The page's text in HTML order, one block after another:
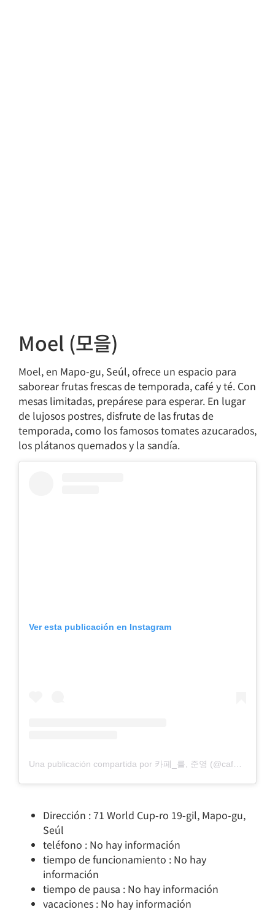
Moel (모을)
Moel, en Mapo-gu, Seúl, ofrece un espacio para
saborear frutas frescas de temporada, café y té. Con
mesas limitadas, prepárese para esperar. En lugar
de lujosos postres, disfrute de las frutas de
temporada, como los famosos tomates azucarados,
los plátanos quemados y la sandía.
Ver esta publicación en Instagram
Dirección : 71 World Cup-ro 19-gil, Mapo-gu,
Seúl
teléfono : No hay información
tiempo de funcionamiento : No hay
información
tiempo de pausa : No hay información
vacaciones : No hay información